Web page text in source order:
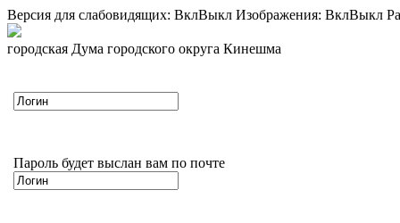
Версия для слабовидящих: ВклВыкл Изображения: ВклВыкл
городская Дума городского округа Кинешма
Пароль будет выслан вам по почте